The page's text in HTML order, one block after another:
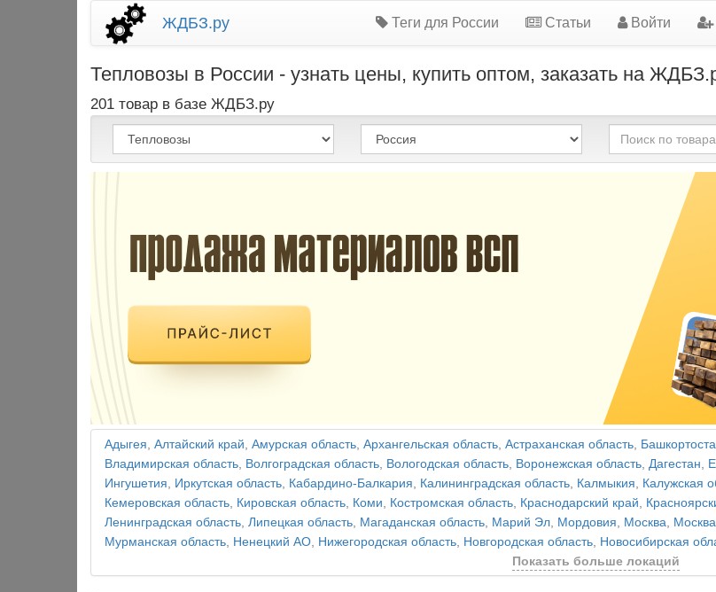
ЖДБЗ.ру Теги для России Статьи Войти
Тепловозы в России - узнать цены, купить оптом, заказать на
201 товар в базе ЖДБЗ.ру
Адыгея, Алтайский край, Амурская область, Архангельская область, Астраханская область,
Владимирская область, Волгоградская область, Вологодская область, Воронежская область, Дагестан,
Ингушетия, Иркутская область, Кабардино-Балкария, Калининградская область, Калмыкия, Калужская
Кемеровская область, Кировская область, Коми, Костромская область, Краснодарский край,
Ленинградская область, Липецкая область, Магаданская область, Марий Эл, Мордовия, Москва,
Мурманская область, Ненецкий АО, Нижегородская область, Новгородская область, Новосибирская
Показать больше локаций